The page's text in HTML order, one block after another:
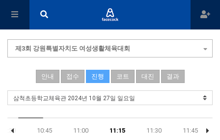
제3회 강원특별자치도 여성생활체육대회
안내 접수 진행 코트 대진 결과
10:30 10:45 11:00 11:15 11:30 11:45